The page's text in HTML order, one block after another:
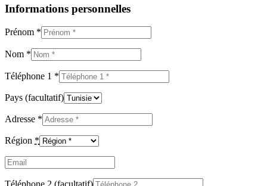
Informations personnelles
Prénom *
Nom *
Téléphone 1 *
Pays (facultatif)
Adresse *
Région *
Email